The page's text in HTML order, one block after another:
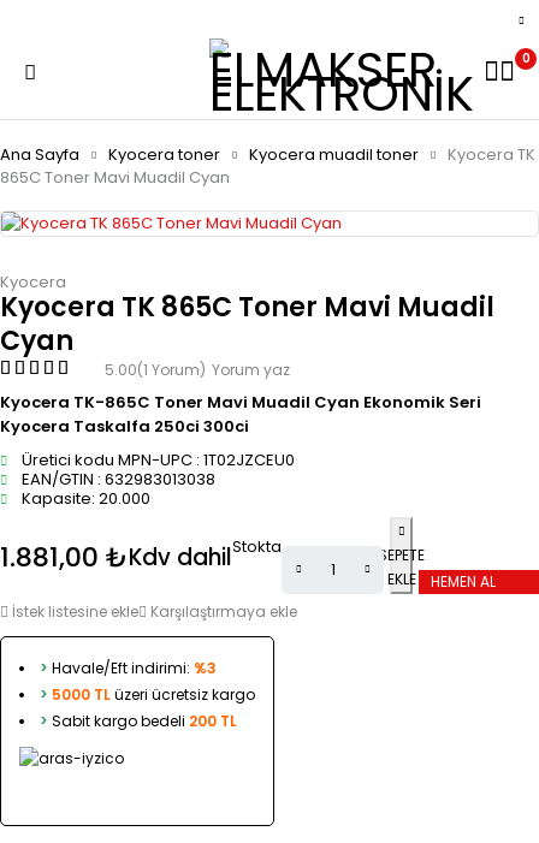
0
Ana Sayfa Kyocera toner Kyocera muadil toner
Kyocera TK
865C Toner Mavi Muadil Cyan
Kyocera
Kyocera TK 865C Toner Mavi Muadil
Cyan
5.00(1 Yorum) Yorum yaz
Kyocera TK-865C Toner Mavi Muadil Cyan Ekonomik Seri
Kyocera Taskalfa 250ci 300ci
Üretici kodu MPN-UPC : 1T02JZCEU0
EAN/GTIN : 632983013038
Kapasite: 20.000
1.881,00 ₺Kdv dahilStokta
SEPETE
EKLE
HEMEN AL
İstek listesine ekle
Karşılaştırmaya ekle
> Havale/Eft indirimi: %3
> 5000 TLüzeri ücretsiz kargo
> Sabit kargo bedeli 200 TL